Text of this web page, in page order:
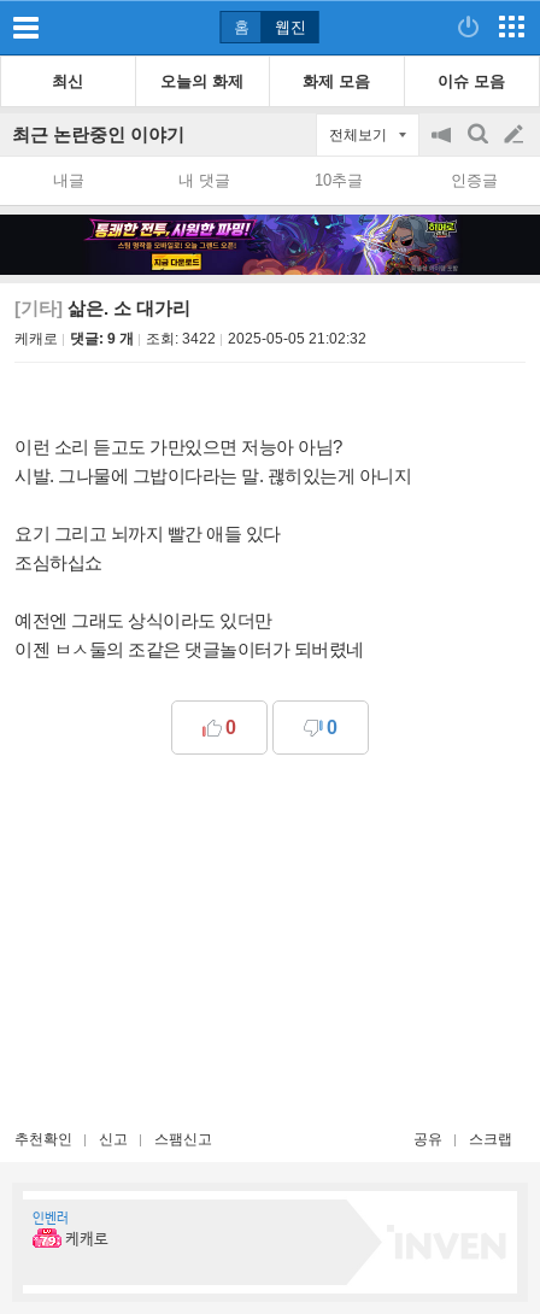
홈 웹진
최신 오늘의 화제 화제 모음 이슈 모음
최근 논란중인 이야기 전체보기
공
on/off
검
색
글
쓰
내글 내 댓글 10추글 인증글
[기타] 삶은. 소 대가리
케캐로 댓글: 9 개 조회: 3422 2025-05-05 21:02:32
이런 소리 듣고도 가만있으면 저능아 아님?
시발. 그나물에 그밥이다라는 말. 괞히있는게 아니지
요기 그리고 뇌까지 빨간 애들 있다
조심하십쇼
예전엔 그래도 상식이라도 있더만
이젠 ㅂㅅ둘의 조같은 댓글놀이터가 되버렸네
0 0
추천확인 신고 스팸신고 공유 스크랩
인벤러
케캐로